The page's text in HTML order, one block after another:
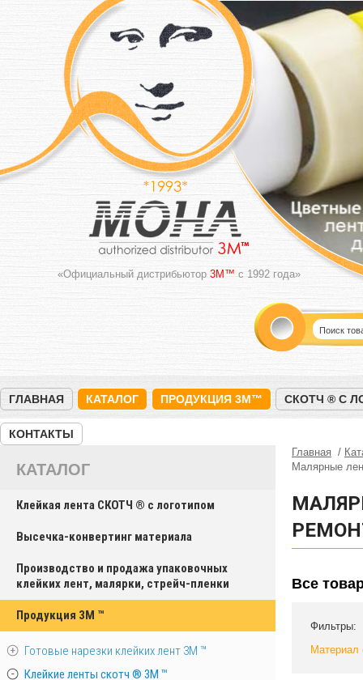
«Официальный дистрибьютор 3M™ с 1992 года»
ГЛАВНАЯ КАТАЛОГ ПРОДУКЦИЯ 3M™ СКОТЧ ® С
КОНТАКТЫ
Главная
Малярные
Все
Фильтры:
Материал
КАТАЛОГ
Клейкая лента СКОТЧ ® с логотипом
Высечка-конвертинг материала
Производство и продажа упаковочных
клейких лент, малярки, стрейч-пленки
Продукция 3M ™
Готовые нарезки клейких лент 3M ™
Клейкие ленты скотч ® 3M ™